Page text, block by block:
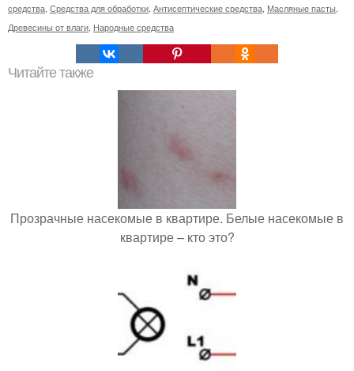
средства Средства для обработки Антисептические средства Масляные пасты
Древесины от влаги Народные средства
Читайте также
Прозрачные насекомые в квартире. Белые насекомые в
квартире – кто это?